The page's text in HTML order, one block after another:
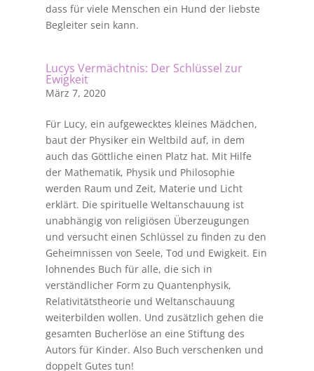
dass für viele Menschen ein Hund der liebste
Begleiter sein kann.
Lucys Vermächtnis: Der Schlüssel zur
Ewigkeit
März 7, 2020
Für Lucy, ein aufgewecktes kleines Mädchen,
baut der Physiker ein Weltbild auf, in dem
auch das Göttliche einen Platz hat. Mit Hilfe
der Mathematik, Physik und Philosophie
werden Raum und Zeit, Materie und Licht
erklärt. Die spirituelle Weltanschauung ist
unabhängig von religiösen Überzeugungen
und versucht einen Schlüssel zu finden zu den
Geheimnissen von Seele, Tod und Ewigkeit. Ein
lohnendes Buch für alle, die sich in
verständlicher Form zu Quantenphysik,
Relativitätstheorie und Weltanschauung
weiterbilden wollen. Und zusätzlich gehen die
gesamten Bucherlöse an eine Stiftung des
Autors für Kinder. Also Buch verschenken und
doppelt Gutes tun!